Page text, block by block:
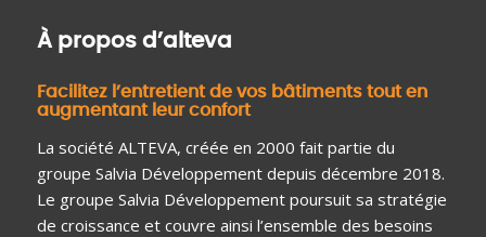
À propos d’alteva
Facilitez l’entretient de vos bâtiments tout en
augmentant leur confort
La société ALTEVA, créée en 2000 fait partie du
groupe Salvia Développement depuis décembre 2018.
Le groupe Salvia Développement poursuit sa stratégie
de croissance et couvre ainsi l’ensemble des besoins